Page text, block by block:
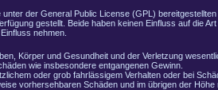
der General Public License (GPL)
gestellt. Beide haben keinen Einfluss auf die
nehmen.
Körper und Gesundheit und der Verletzung
wie insbesondere entgangenen Gewinn.
oder grob fahrlässigem Verhalten oder bei
vorhersehbaren Schäden und im übrigen der